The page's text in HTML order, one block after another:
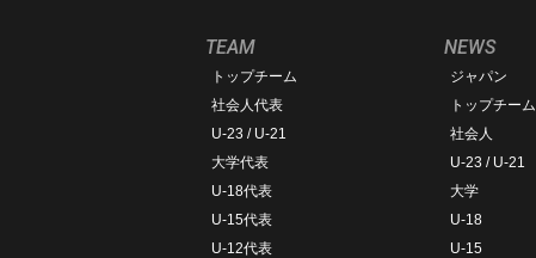
TEAM
トップチーム
社会人代表
U-23 / U-21
大学代表
U-18代表
U-15代表
U-12代表
NEWS
ジャパン
トップチーム
社会人
U-23 / U-21
大学
U-18
U-15